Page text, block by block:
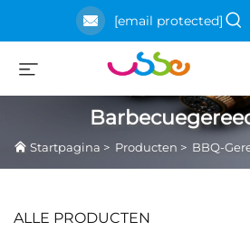
[email protected]
Startpagina > Producten > BBQ-
ALLE PRODUCTEN